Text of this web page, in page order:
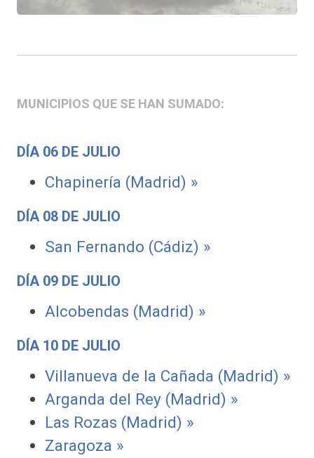
MUNICIPIOS QUE SE HAN SUMADO:
DÍA 06 DE JULIO
Chapinería (Madrid) »
DÍA 08 DE JULIO
San Fernando (Cádiz) »
DÍA 09 DE JULIO
Alcobendas (Madrid) »
DÍA 10 DE JULIO
Villanueva de la Cañada (Madrid) »
Arganda del Rey (Madrid) »
Las Rozas (Madrid) »
Zaragoza »